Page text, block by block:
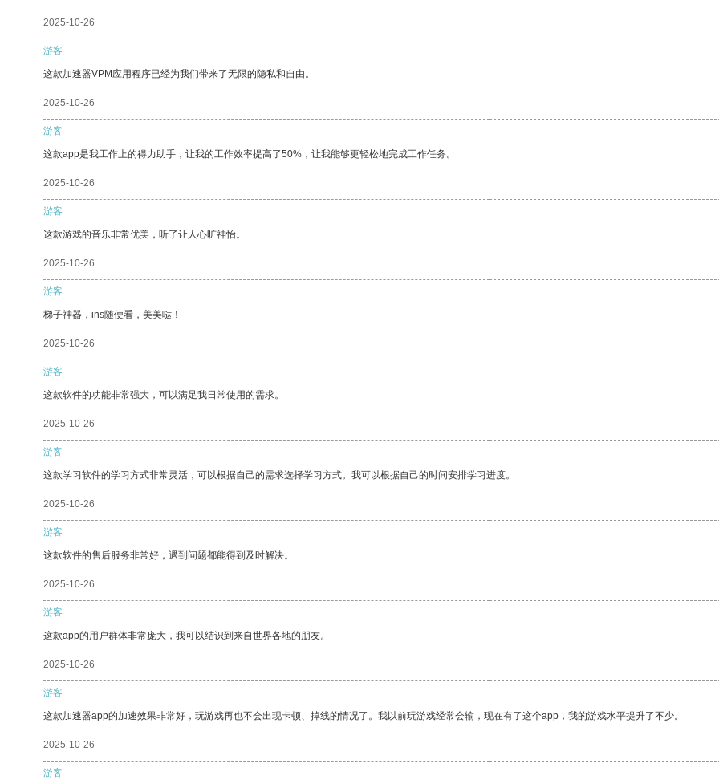
2025-10-26
游客
这款加速器VPM应用程序已经为我们带来了无限的隐私和自由。
2025-10-26
游客
这款app是我工作上的得力助手，让我的工作效率提高了50%，让我能够更轻松地完成工作任务。
2025-10-26
游客
这款游戏的音乐非常优美，听了让人心旷神怡。
2025-10-26
游客
梯子神器，ins随便看，美美哒！
2025-10-26
游客
这款软件的功能非常强大，可以满足我日常使用的需求。
2025-10-26
游客
这款学习软件的学习方式非常灵活，可以根据自己的需求选择学习方式。我可以根据自己的时间安排学习进度。
2025-10-26
游客
这款软件的售后服务非常好，遇到问题都能得到及时解决。
2025-10-26
游客
这款app的用户群体非常庞大，我可以结识到来自世界各地的朋友。
2025-10-26
游客
这款加速器app的加速效果非常好，玩游戏再也不会出现卡顿、掉线的情况了。我以前玩游戏经常会输，现在有了这个app，我的游戏水平提升了不少。
2025-10-26
游客